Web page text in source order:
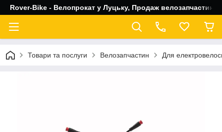
Rover-Bike - Велопрокат у Луцьку, Продаж велозапчастин,
Товари та послуги Велозапчастин Для